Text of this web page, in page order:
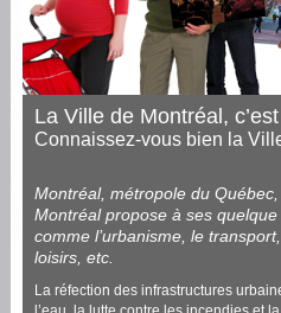
La Ville de Montréal,
Connaissez-vous bien la
Montréal, métropole du
Montréal propose à ses
comme l’urbanisme, le
loisirs, etc.
La réfection des infrastructures